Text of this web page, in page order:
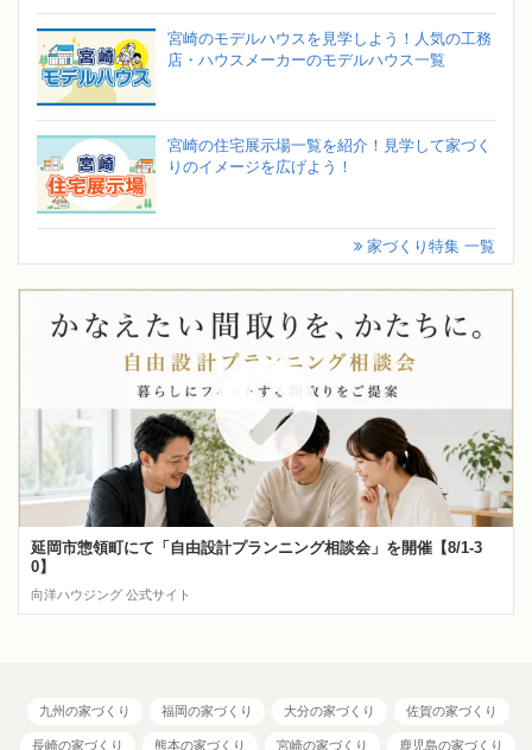
宮崎のモデルハウスを見学しよう！人気の工務
店・ハウスメーカーのモデルハウス一覧
宮崎の住宅展示場一覧を紹介！見学して家づく
りのイメージを広げよう！
家づくり特集 一覧
延岡市惣領町にて「自由設計プランニング相談会」を開催【8/1-3
0】
向洋ハウジング 公式サイト
九州の家づくり 福岡の家づくり 大分の家づくり 佐賀の家づくり
長崎の家づくり 熊本の家づくり 宮崎の家づくり 鹿児島の家づくり